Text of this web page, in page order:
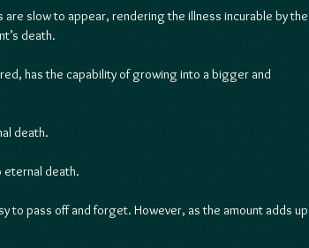
slow to appear, rendering the illness incurable by the
death.
has the capability of growing into a bigger and
death.
eternal death.
to pass off and forget. However, as the amount adds up